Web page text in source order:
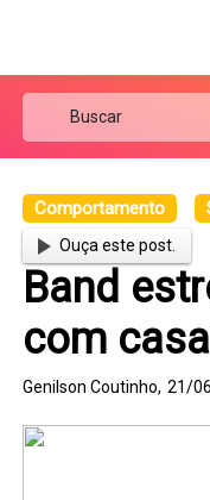
Comportamento
Ouça este post.
Band
com
Genilson Coutinho, 21/